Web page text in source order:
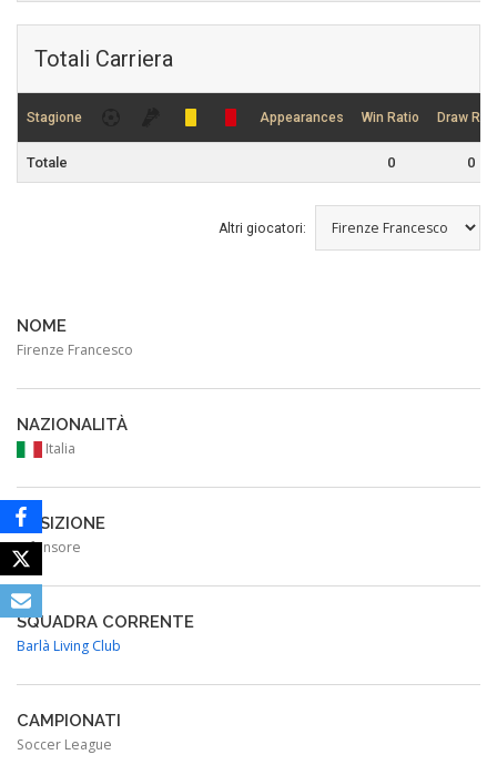
Totali Carriera
Stagione Appearances Win Ratio Draw
Totale 0 0
Altri giocatori:
NOME
Firenze Francesco
NAZIONALITÀ
Italia
POSIZIONE
Difensore
SQUADRA CORRENTE
Barlà Living Club
CAMPIONATI
Soccer League